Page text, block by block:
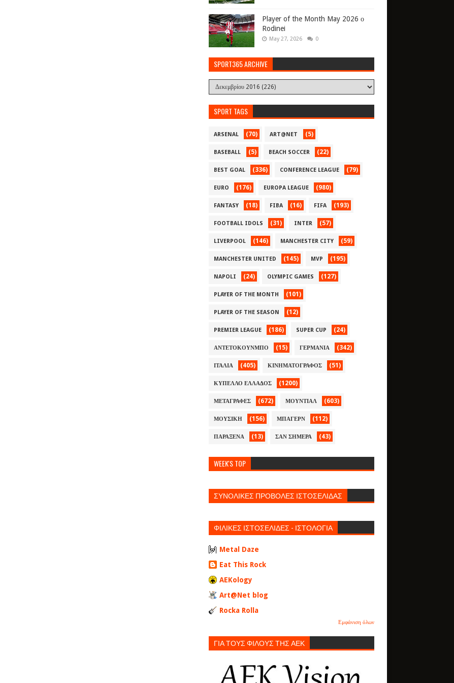
Player of the Month May 2026 ο
Rodinei
May 27, 2026 0
SPORT365 ARCHIVE
SPORT TAGS
ARSENAL (70) ART@NET (5)
BASEBALL (5) BEACH SOCCER (22)
BEST GOAL (336) CONFERENCE LEAGUE (79)
EURO (176) EUROPA LEAGUE (980)
FANTASY (18) FIBA (16) FIFA (193)
FOOTBALL IDOLS (31) INTER (57)
LIVERPOOL (146) MANCHESTER CITY (59)
MANCHESTER UNITED (145) MVP (195)
NAPOLI (24) OLYMPIC GAMES (127)
PLAYER OF THE MONTH (101)
PLAYER OF THE SEASON (12)
PREMIER LEAGUE (186) SUPER CUP (24)
ΑΝΤΕΤΟΚΟΥΝΜΠΟ (15) ΓΕΡΜΑΝΙΑ (342)
ΙΤΑΛΙΑ (405) ΚΙΝΗΜΑΤΟΓΡΑΦΟΣ (51)
ΚΥΠΕΛΛΟ ΕΛΛΑΔΟΣ (1200)
ΜΕΤΑΓΡΑΦΕΣ (672) ΜΟΥΝΤΙΑΛ (603)
ΜΟΥΣΙΚΗ (156) ΜΠΑΓΕΡΝ (112)
ΠΑΡΑΞΕΝΑ (13) ΣΑΝ ΣΗΜΕΡΑ (43)
WEEK'S TOP
ΣΥΝΟΛΙΚΕΣ ΠΡΟΒΟΛΕΣ ΙΣΤΟΣΕΛΙΔΑΣ
ΦΙΛΙΚΕΣ ΙΣΤΟΣΕΛΙΔΕΣ - ΙΣΤΟΛΟΓΙΑ
Metal Daze
Eat This Rock
AEKology
Art@Net blog
Rocka Rolla
Εμφάνιση όλων
ΓΙΑ ΤΟΥΣ ΦΙΛΟΥΣ ΤΗΣ ΑΕΚ